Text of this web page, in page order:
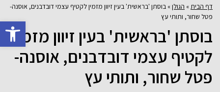
פתח
דף הבית » הגולן» בוסתן 'בראשית' בעין זיוון מזמין לקטיף עצמי דובדבנים, אוסנה-
פטל שחור, ותותי עץ
בוסתן 'בראשית' בעין זיוון מזמין
לקטיף עצמי דובדבנים, אוסנה-
פטל שחור, ותותי עץ